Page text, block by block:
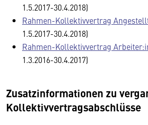
1.5.2017-30.4.2018)
Rahmen-Kollektivvertrag
1.5.2017-30.4.2018)
Rahmen-Kollektivvertrag
1.3.2016-30.4.2017)
Zusatzinformationen zu
Kollektivvertragsabschlüsse